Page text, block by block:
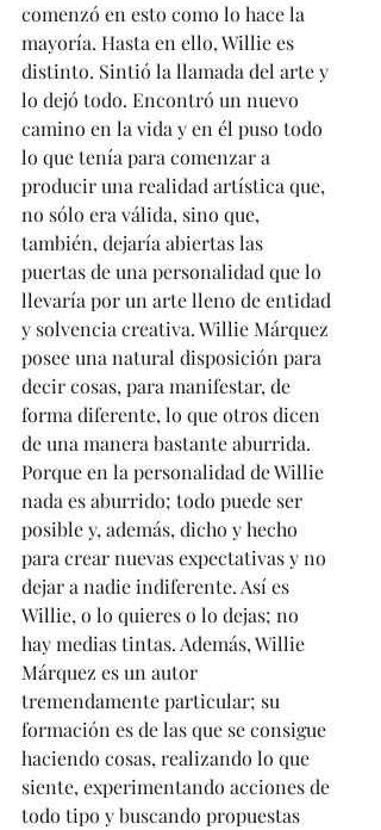
comenzó en esto como lo hace la
mayoría. Hasta en ello, Willie es
distinto. Sintió la llamada del arte y
lo dejó todo. Encontró un nuevo
camino en la vida y en él puso todo
lo que tenía para comenzar a
producir una realidad artística que,
no sólo era válida, sino que,
también, dejaría abiertas las
puertas de una personalidad que lo
llevaría por un arte lleno de entidad
y solvencia creativa. Willie Márquez
posee una natural disposición para
decir cosas, para manifestar, de
forma diferente, lo que otros dicen
de una manera bastante aburrida.
Porque en la personalidad de Willie
nada es aburrido; todo puede ser
posible y, además, dicho y hecho
para crear nuevas expectativas y no
dejar a nadie indiferente. Así es
Willie, o lo quieres o lo dejas; no
hay medias tintas. Además, Willie
Márquez es un autor
tremendamente particular; su
formación es de las que se consigue
haciendo cosas, realizando lo que
siente, experimentando acciones de
todo tipo y buscando propuestas